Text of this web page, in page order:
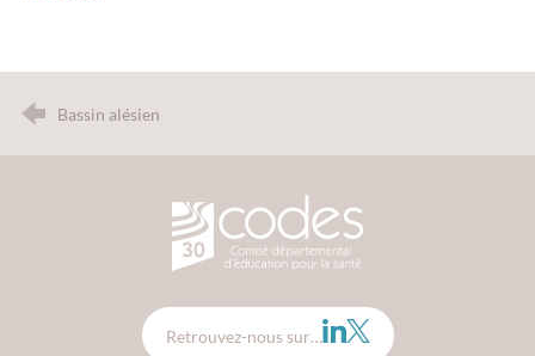
Bassin alésien
CODES 30 - Comité
Retrouvez-nous sur… LinkedIn
Twitter